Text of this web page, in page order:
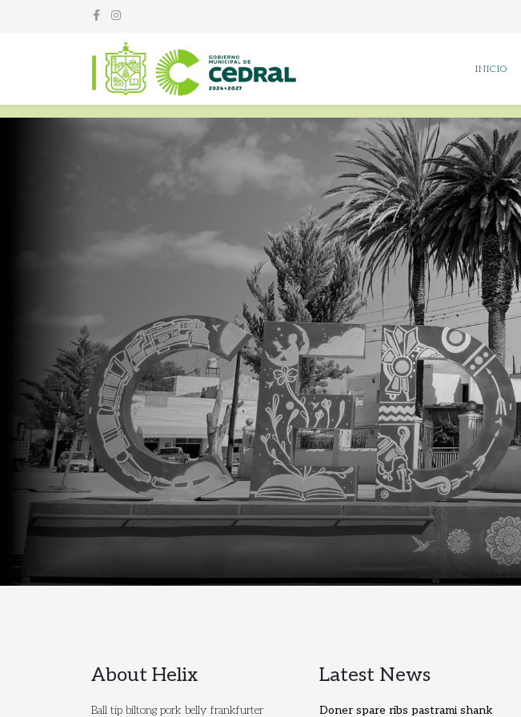
INICIO
About Helix
Ball tip biltong pork belly frankfurter
Latest News
Doner spare ribs pastrami shank